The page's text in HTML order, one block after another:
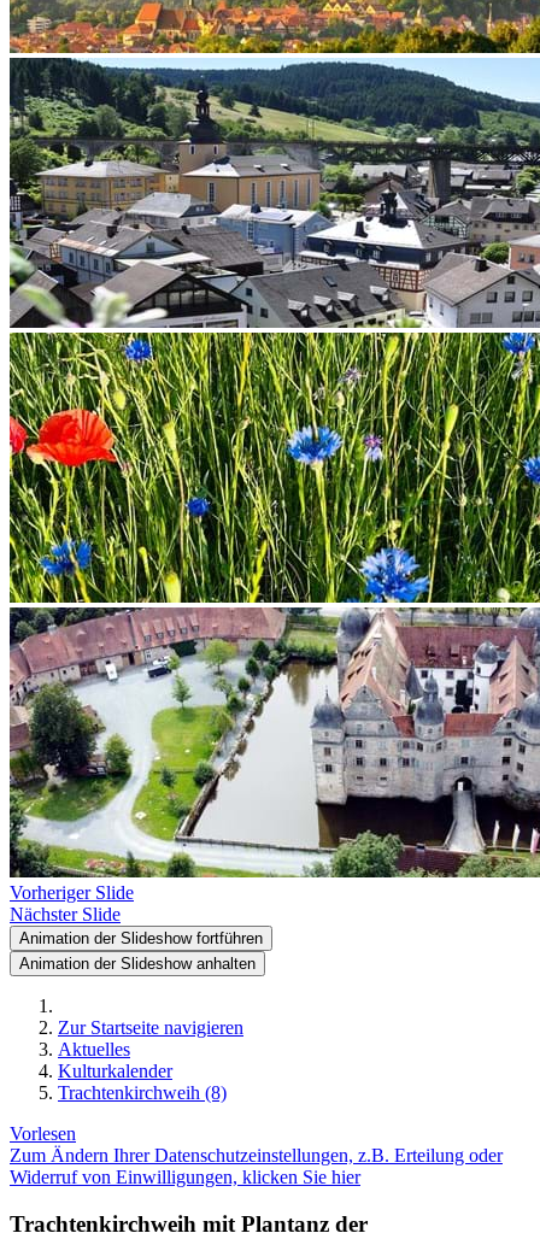
Vorheriger Slide
Nächster Slide
Animation der Slideshow fortführen
Animation der Slideshow anhalten
Zur Startseite navigieren
Aktuelles
Kulturkalender
Trachtenkirchweih (8)
Vorlesen
Zum Ändern Ihrer Datenschutzeinstellungen, z.B. Erteilung oder
Widerruf von Einwilligungen, klicken Sie hier
Trachtenkirchweih mit Plantanz der